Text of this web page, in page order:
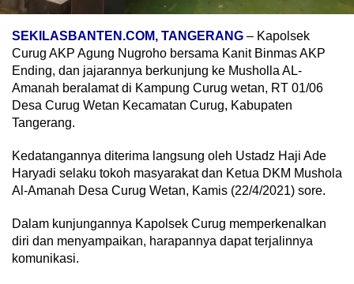
SEKILASBANTEN.COM, TANGERANG – Kapolsek
Curug AKP Agung Nugroho bersama Kanit Binmas AKP
Ending, dan jajarannya berkunjung ke Musholla AL-
Amanah beralamat di Kampung Curug wetan, RT 01/06
Desa Curug Wetan Kecamatan Curug, Kabupaten
Tangerang.
Kedatangannya diterima langsung oleh Ustadz Haji Ade
Haryadi selaku tokoh masyarakat dan Ketua DKM Mushola
Al-Amanah Desa Curug Wetan, Kamis (22/4/2021) sore.
Dalam kunjungannya Kapolsek Curug memperkenalkan
diri dan menyampaikan, harapannya dapat terjalinnya
komunikasi.